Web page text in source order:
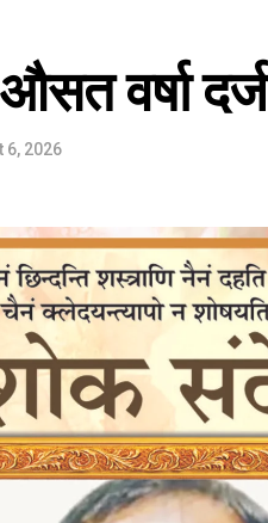
वर्षा दर्ज
6, 2026